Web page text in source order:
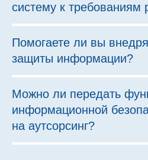
систему к требованиям
Помогаете ли вы
защиты информации?
Можно ли передать
информационной
на аутсорсинг?